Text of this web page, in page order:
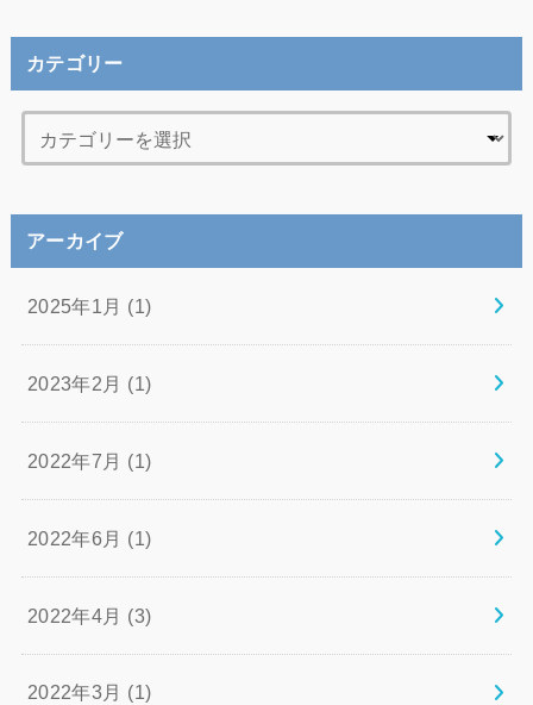
カテゴリー
アーカイブ
2025年1月 (1)
2023年2月 (1)
2022年7月 (1)
2022年6月 (1)
2022年4月 (3)
2022年3月 (1)